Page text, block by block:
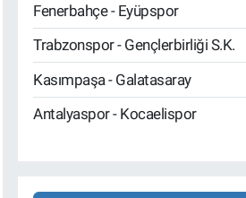
Fenerbahçe - Eyüpspor
Trabzonspor - Gençlerbirliği S.K.
Kasımpaşa - Galatasaray
Antalyaspor - Kocaelispor